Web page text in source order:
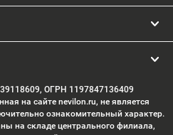
ОГРН 1197847136409
на сайте nevilon.ru, не является
ознакомительный характер.
на складе центрального филиала,